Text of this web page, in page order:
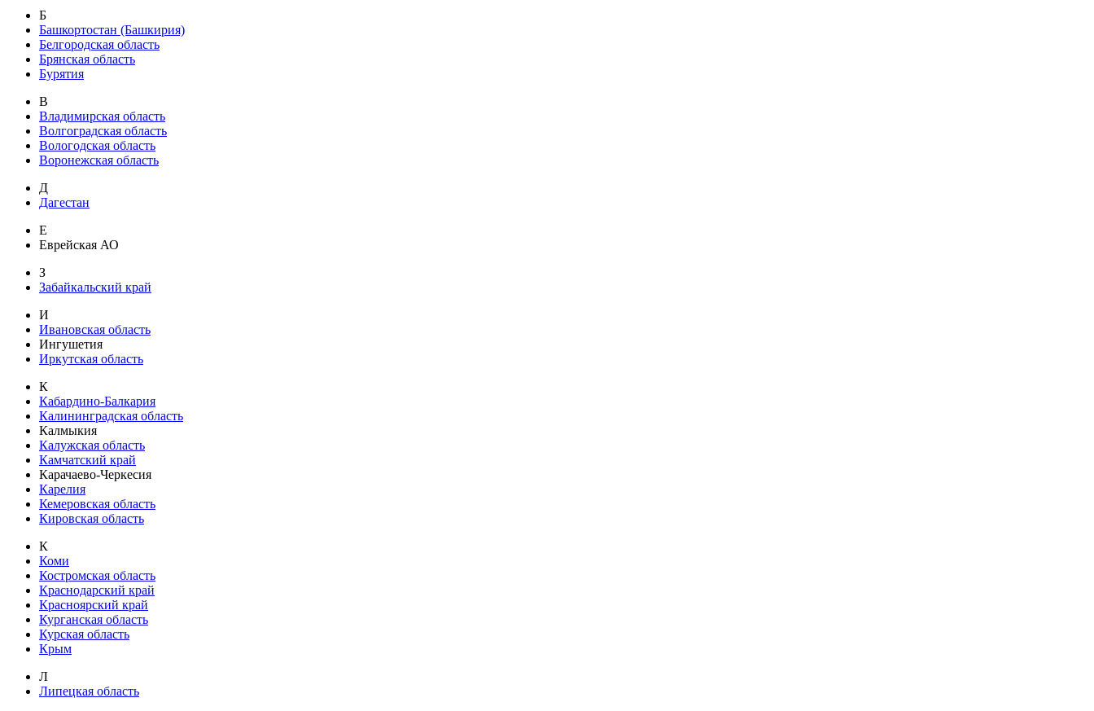
Б
Башкортостан (Башкирия)
Белгородская область
Брянская область
Бурятия
В
Владимирская область
Волгоградская область
Вологодская область
Воронежская область
Д
Дагестан
Е
Еврейская АО
З
Забайкальский край
И
Ивановская область
Ингушетия
Иркутская область
К
Кабардино-Балкария
Калининградская область
Калмыкия
Калужская область
Камчатский край
Карачаево-Черкесия
Карелия
Кемеровская область
Кировская область
К
Коми
Костромская область
Краснодарский край
Красноярский край
Курганская область
Курская область
Крым
Л
Липецкая область